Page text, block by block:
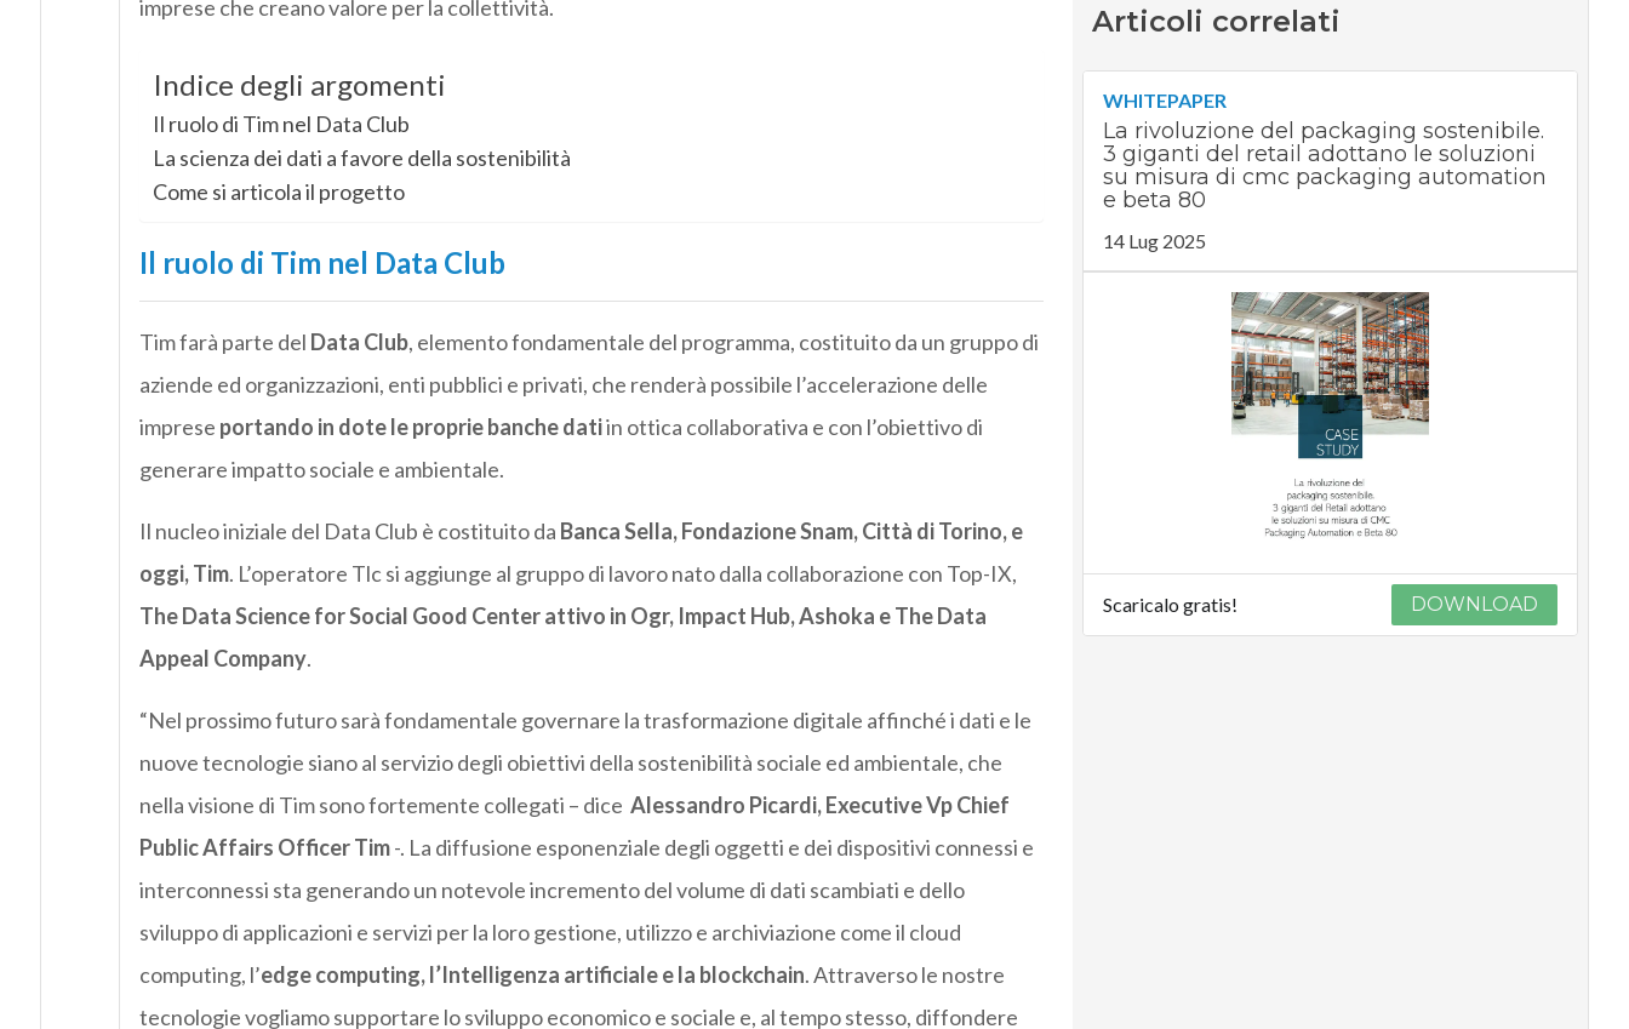
imprese che creano valore per la collettività.
Indice degli argomenti
Il ruolo di Tim nel Data Club
La scienza dei dati a favore della sostenibilità
Come si articola il progetto
Il ruolo di Tim nel Data Club
Tim farà parte del Data Club, elemento fondamentale del programma, costituito da un gruppo di
aziende ed organizzazioni, enti pubblici e privati, che renderà possibile l’accelerazione delle
imprese portando in dote le proprie banche datiin ottica collaborativa e con l’obiettivo di
generare impatto sociale e ambientale.
Il nucleo iniziale del Data Club è costituito da Banca Sella, Fondazione Snam, Città di Torino, e
oggi, Tim. L’operatore Tlc si aggiunge al gruppo di lavoro nato dalla collaborazione con Top-IX,
The Data Science for Social Good Center attivo in Ogr, Impact Hub, Ashoka e The Data
Appeal Company.
“Nel prossimo futuro sarà fondamentale governare la trasformazione digitale affinché i dati e le
nuove tecnologie siano al servizio degli obiettivi della sostenibilità sociale ed ambientale, che
nella visione di Tim sono fortemente collegati – dice Alessandro Picardi, Executive Vp Chief
Public Affairs Officer Tim-. La diffusione esponenziale degli oggetti e dei dispositivi connessi e
interconnessi sta generando un notevole incremento del volume di dati scambiati e dello
sviluppo di applicazioni e servizi per la loro gestione, utilizzo e archiviazione come il cloud
computing, l’edge computing, l’Intelligenza artificiale e la blockchain. Attraverso le nostre
tecnologie vogliamo supportare lo sviluppo economico e sociale e, al tempo stesso, diffondere
Articoli correlati
WHITEPAPER
La rivoluzione del packaging sostenibile.
3 giganti del retail adottano le soluzioni
su misura di cmc packaging automation
e beta 80
14 Lug 2025
Scaricalo gratis! DOWNLOAD